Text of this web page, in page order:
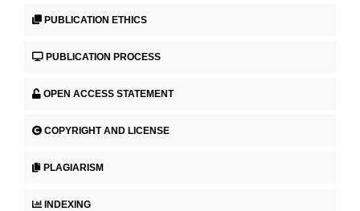
PUBLICATION ETHICS
PUBLICATION PROCESS
OPEN ACCESS STATEMENT
COPYRIGHT AND LICENSE
PLAGIARISM
INDEXING